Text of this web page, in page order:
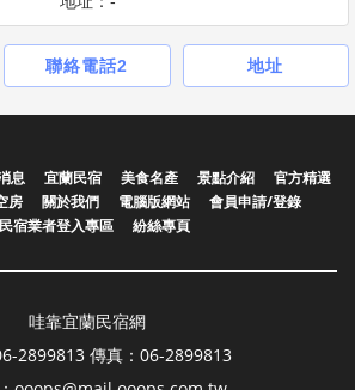
聯絡電話2 地址
息 宜蘭民宿 美食名產 景點介紹
官方精選
房 關於我們 電腦版網站
會員申請/登錄
民宿業者登入專區
紛絲專頁
哇靠宜蘭民宿網
2899813 傳真：06-2899813